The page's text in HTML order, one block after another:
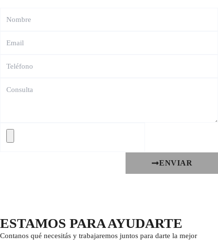
ENVIAR
ESTAMOS PARA AYUDARTE
Contanos qué necesitás y trabajaremos juntos para darte la mejor